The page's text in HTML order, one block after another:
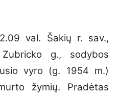
val. Šakių r. sav.,
g., sodybos
vyro (g. 1954 m.)
žymių. Pradėtas